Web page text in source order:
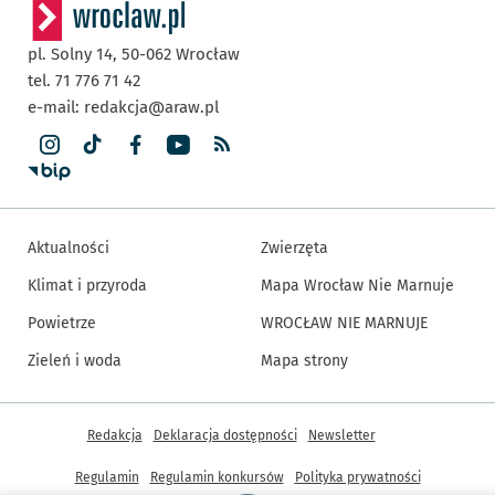
pl. Solny 14, 50-062 Wrocław
tel. 71 776 71 42
e-mail: redakcja@araw.pl
Aktualności
Klimat i przyroda
Powietrze
Zieleń i woda
Zwierzęta
Mapa Wrocław Nie Marnuje
WROCŁAW NIE MARNUJE
Mapa strony
Inne informacje
Redakcja Deklaracja dostępności Newsletter
Regulamin Regulamin konkursów Polityka prywatności